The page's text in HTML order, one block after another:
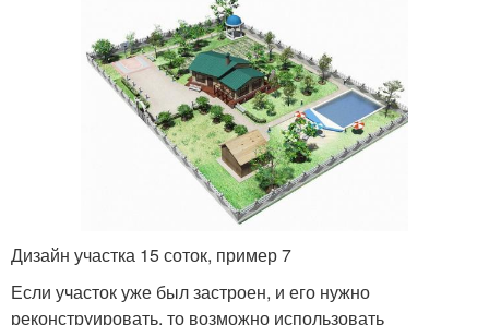
Дизайн участка 15 соток, пример 7
Если участок уже был застроен, и его нужно
реконструировать, то возможно использовать